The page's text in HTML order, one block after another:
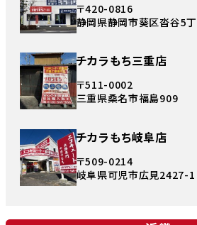
〒420-0816
静岡県静岡市葵区沓谷5
チカラもち三重店
〒511-0002
三重県桑名市福島909
チカラもち岐阜店
〒509-0214
岐阜県可児市広見2427-1